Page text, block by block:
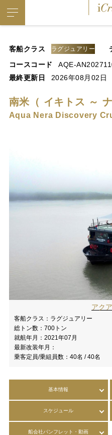
客船クラス ラグジュアリー
コースコード
AQE-
最終更新日
2026年08月02日
南米（ イキトス ～ ナ
Aqua Nera Discovery
アク
客船クラス： ラグジュアリー
総トン数： 700トン
就航年月： 2021年07月
最新改装年月：
乗客定員/乗組員数： 40名 / 40名
基本情報
スケジュール
船会社パンフレット・動画